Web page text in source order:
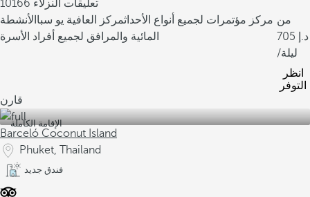
10166 تعليقات النزلاء
مركز مؤتمرات لجميع أنواع الأحداثمركز العافية يو سبا الأنشطة
المائية والمرافق لجميع أفراد الأسرة
من
705
/ليلة
انظر
التوفر
قارن
الإقامة الكاملة
Barceló Coconut Island
Phuket, Thailand
فندق جديد